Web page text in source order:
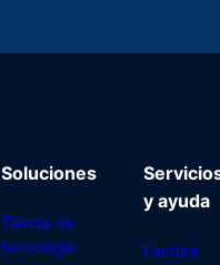
Soluciones
Tienda de
tecnología
y ayuda
Factura